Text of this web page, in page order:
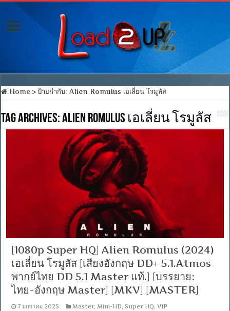
Home > ป้ายกำกับ:Alien Romulus เอเลี่ยน โรมูลัส
Tag Archives:Alien Romulus เอเลี่ยน โรมูลัส
[1080p Super HQ] Alien Romulus (2024)
เอเลี่ยน โรมูลัส [เสียงอังกฤษ DD+ 5.1.Atmos
พากย์ไทย DD 5.1 Master แท้.] [บรรยาย:
ไทย-อังกฤษ Master] [MKV] [MASTER]
7 มกราคม 2025 Master, Mini-HD,Super HQ,VIP